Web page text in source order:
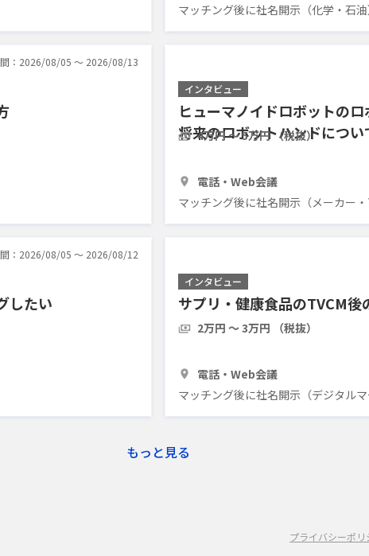
マッチング後に社名開示（化学・石油
：2026/08/05 〜 2026/08/13
インタビュー
ヒューマノイドロボットの
将来のロボットハンドにつ
4万円 〜 5万円 （税抜）
電話・Web会議
マッチング後に社名開示（メーカー・
：2026/08/05 〜 2026/08/12
したい
インタビュー
サプリ・健康食品のTVCM
2万円 〜 3万円 （税抜）
電話・Web会議
マッチング後に社名開示（デジタルマ
もっと見る
プライバシーポリ